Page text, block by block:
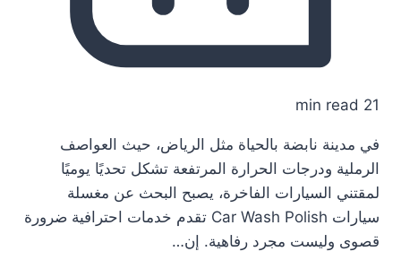
21 min read
في مدينة نابضة بالحياة مثل الرياض، حيث العواصف
الرملية ودرجات الحرارة المرتفعة تشكل تحديًا يوميًا
لمقتني السيارات الفاخرة، يصبح البحث عن مغسلة
سيارات Car Wash Polish تقدم خدمات احترافية ضرورة
قصوى وليست مجرد رفاهية. إن…